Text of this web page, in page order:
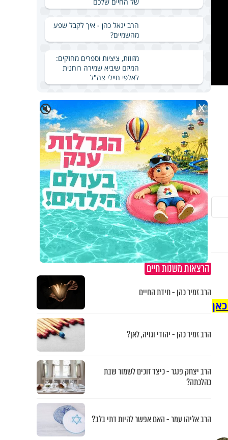
הרב יגאל כהן - איך לקבל שפע
מהשמיים?
מזוזות, ציציות וספרים מחזקים:
המיזם שיביא שמירה רוחנית
לאלפי חיילי צה"ל
🔇 X
הרצאות משנות חיים
הרב זמיר כהן - חידת החיים
הרב זמיר כהן - יהודי וגויה, לאן?
הרב יצחק פנגר - כיצד זוכים לשמור שבת
כהלכתה?
הרב אליהו עמר - האם אפשר להיות דתי בלב?